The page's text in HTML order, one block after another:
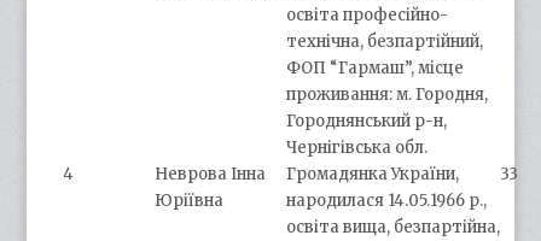
освіта професійно-
технічна, безпартійний,
ФОП “Гармаш”, місце
проживання: м. Городня,
Городнянський р-н,
Чернігівська обл.
4
Неврова Інна
Юріївна
Громадянка України,
народилася 14.05.1966 р.,
освіта вища, безпартійна,
33